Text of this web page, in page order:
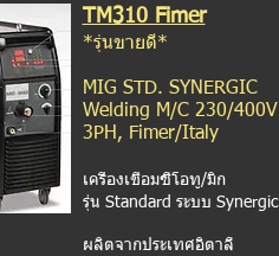
TM310 Fimer
*รุ่นขายดี*
MIG STD. SYNERGIC
Welding M/C 230/400V
3PH, Fimer/Italy
เครื่องเชื่อมซีโอทู/มิก
รุ่น Standard ระบบ Synergic
ผลิตจากประเทศอิตาลี